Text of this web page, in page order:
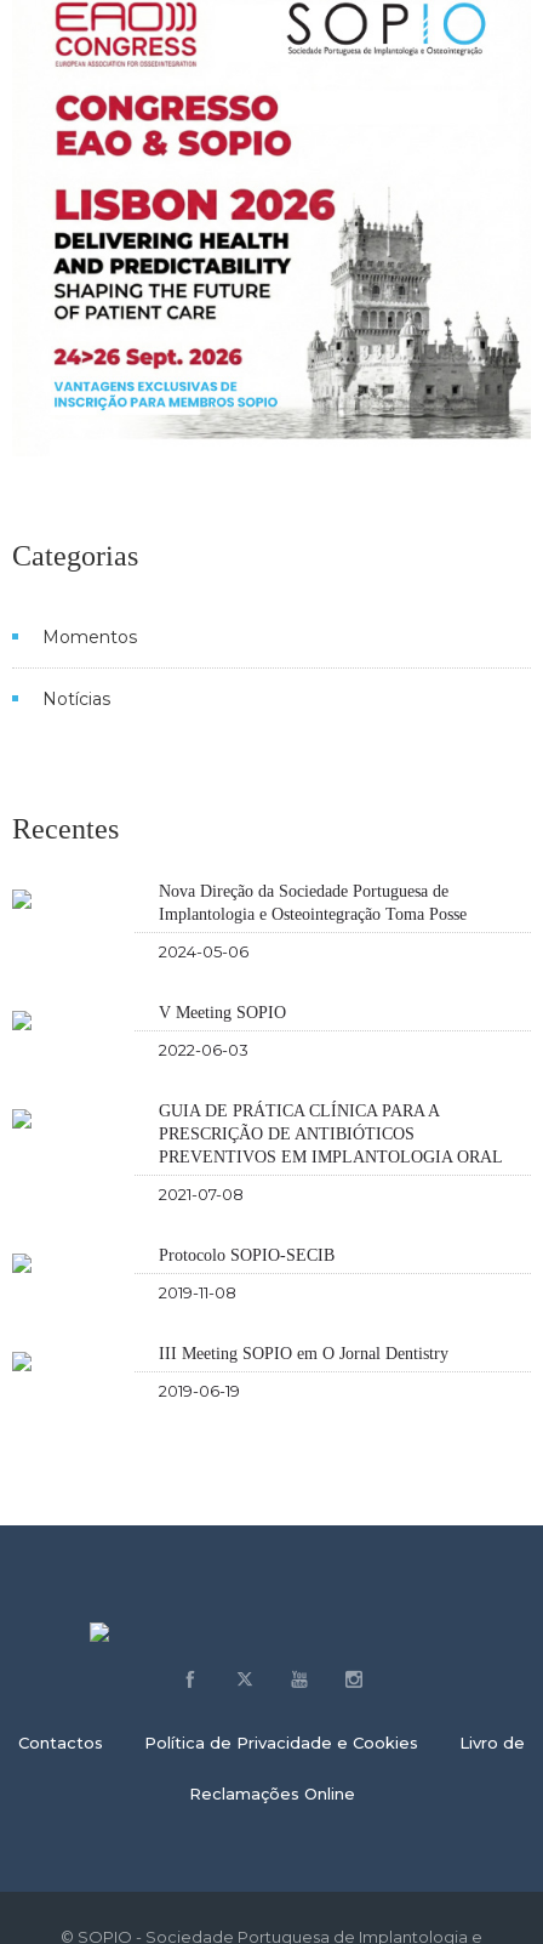
Categorias
Momentos
Notícias
Recentes
Nova Direção da Sociedade Portuguesa de
Implantologia e Osteointegração Toma Posse
2024-05-06
V Meeting SOPIO
2022-06-03
GUIA DE PRÁTICA CLÍNICA PARA A
PRESCRIÇÃO DE ANTIBIÓTICOS
PREVENTIVOS EM IMPLANTOLOGIA ORAL
2021-07-08
Protocolo SOPIO-SECIB
2019-11-08
III Meeting SOPIO em O Jornal Dentistry
2019-06-19
Contactos Política de Privacidade e Cookies Livro de
Reclamações Online
© SOPIO - Sociedade Portuguesa de Implantologia e